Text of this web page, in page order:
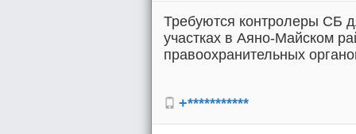
Требуются контролеры СБ
участках в Аяно-Майском
правоохранительных
+***********